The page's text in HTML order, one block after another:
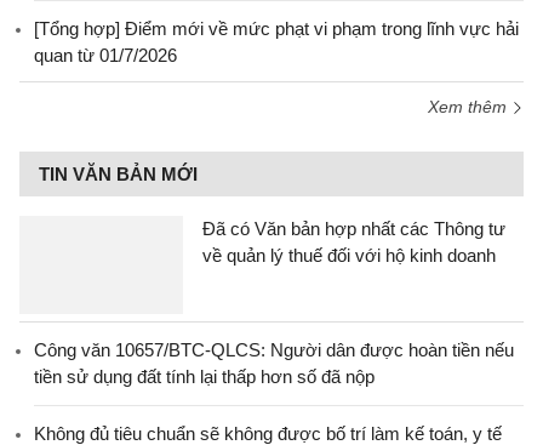
[Tổng hợp] Điểm mới về mức phạt vi phạm trong lĩnh vực hải
quan từ 01/7/2026
Xem thêm
TIN VĂN BẢN MỚI
Đã có Văn bản hợp nhất các Thông tư
về quản lý thuế đối với hộ kinh doanh
Công văn 10657/BTC-QLCS: Người dân được hoàn tiền nếu
tiền sử dụng đất tính lại thấp hơn số đã nộp
Không đủ tiêu chuẩn sẽ không được bố trí làm kế toán, y tế